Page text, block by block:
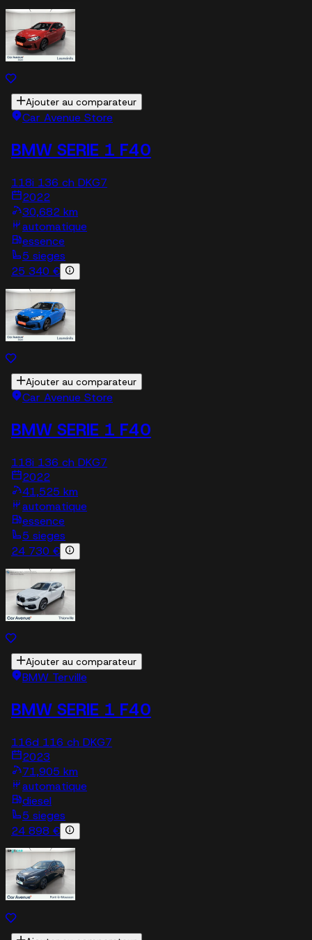
Ajouter au comparateur
Car Avenue Store
BMW SERIE 1 F40
118i 136 ch DKG7
2022
30,682 km
automatique
essence
5 sieges
25 340 €
Ajouter au comparateur
Car Avenue Store
BMW SERIE 1 F40
118i 136 ch DKG7
2022
41,525 km
automatique
essence
5 sieges
24 730 €
Ajouter au comparateur
BMW Terville
BMW SERIE 1 F40
116d 116 ch DKG7
2023
71,905 km
automatique
diesel
5 sieges
24 898 €